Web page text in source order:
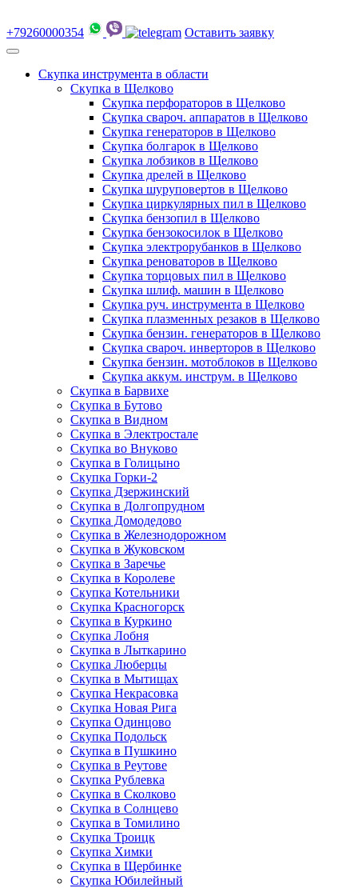
+79260000354 Оставить заявку
Скупка инструмента в области
Скупка в Щелково
Скупка перфораторов в Щелково
Скупка свароч. аппаратов в Щелково
Скупка генераторов в Щелково
Скупка болгарок в Щелково
Скупка лобзиков в Щелково
Скупка дрелей в Щелково
Скупка шуруповертов в Щелково
Скупка циркулярных пил в Щелково
Скупка бензопил в Щелково
Скупка бензокосилок в Щелково
Скупка электрорубанков в Щелково
Скупка реноваторов в Щелково
Скупка торцовых пил в Щелково
Скупка шлиф. машин в Щелково
Скупка руч. инструмента в Щелково
Скупка плазменных резаков в Щелково
Скупка бензин. генераторов в Щелково
Скупка свароч. инверторов в Щелково
Скупка бензин. мотоблоков в Щелково
Скупка аккум. инструм. в Щелково
Скупка в Барвихе
Скупка в Бутово
Скупка в Видном
Скупка в Электростале
Скупка во Внуково
Скупка в Голицыно
Скупка Горки-2
Скупка Дзержинский
Скупка в Долгопрудном
Скупка Домодедово
Скупка в Железнодорожном
Скупка в Жуковском
Скупка в Заречье
Скупка в Королеве
Скупка Котельники
Скупка Красногорск
Скупка в Куркино
Скупка Лобня
Скупка в Лыткарино
Скупка Люберцы
Скупка в Мытищах
Скупка Некрасовка
Скупка Новая Рига
Скупка Одинцово
Скупка Подольск
Скупка в Пушкино
Скупка в Реутове
Скупка Рублевка
Скупка в Сколково
Скупка в Солнцево
Скупка в Томилино
Скупка Троицк
Скупка Химки
Скупка в Щербинке
Скупка Юбилейный